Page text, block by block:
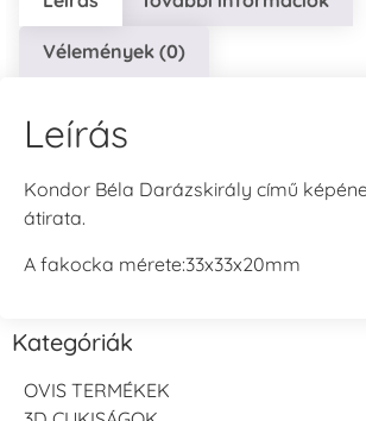
Vélemények (0)
Leírás
Kondor Béla Darázskirály című
átirata.
A fakocka mérete:33x33x20mm
Kategóriák
OVIS TERMÉKEK